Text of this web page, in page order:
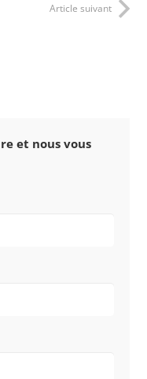
Article suivant
et nous vous